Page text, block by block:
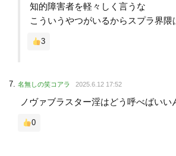
知的障害者を軽々しく言うな
こういうやつがいるからスプラ界隈
3
名無しの笑コアラ 2025.6.12 17:52
ノヴァブラスター淫はどう呼べばいい
0